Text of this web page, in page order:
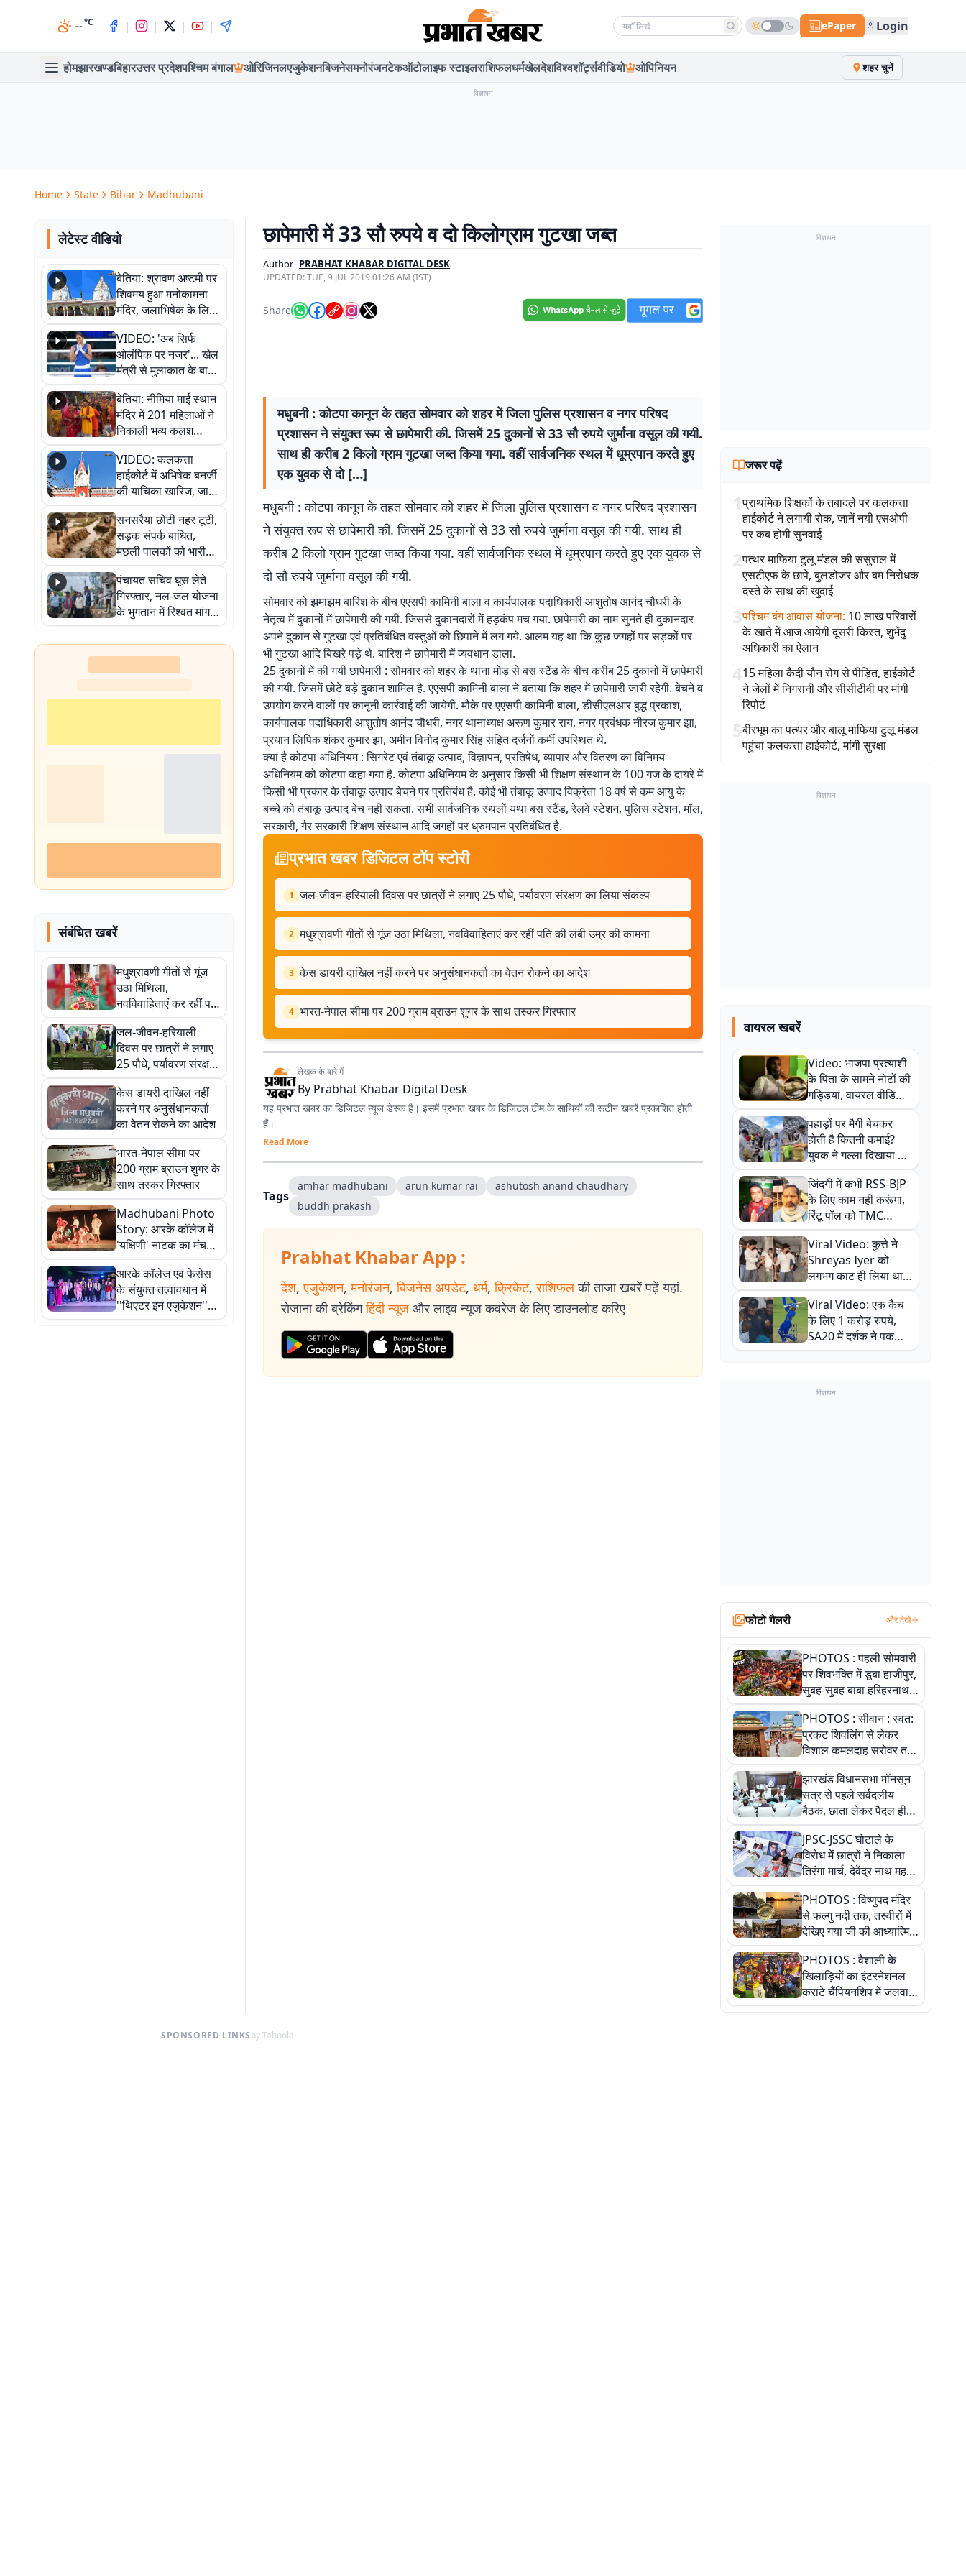
--°C | | | | Search news ePaper Login
होमझारखण्डबिहारउत्तर प्रदेशपश्चिम बंगाल ओरिजिनलएजुकेशनबिजनेसमनोरंजनटेकऑटोलाइफ स्टाइलराशिफलधर्मखेलदेशविश्वशॉर्ट्सवीडियो ओपिनियन शहर चुनें
विज्ञापन
Home State Bihar Madhubani
लेटेस्ट वीडियो
बेतिया: श्रावण अष्टमी पर
शिवमय हुआ मनोकामना
मंदिर, जलाभिषेक के लिए
लगी लंबी कतारें
VIDEO: 'अब सिर्फ
ओलंपिक पर नजर'... खेल
मंत्री से मुलाकात के बाद
जैसमीन लंबोरिया का बड़ा
बयान
बेतिया: नीमिया माई स्थान
मंदिर में 201 महिलाओं ने
निकाली भव्य कलश
शोभायात्रा, शिवलिंग
प्राण-प्रतिष्ठा महोत्सव
शुरू
VIDEO: कलकत्ता
हाईकोर्ट में अभिषेक बनर्जी
की याचिका खारिज, जानें
क्या है पूरा मामला
सनसरैया छोटी नहर टूटी,
सड़क संपर्क बाधित,
मछली पालकों को भारी
नुकसान
पंचायत सचिव घूस लेते
गिरफ्तार, नल-जल योजना
के भुगतान में रिश्वत मांगना
पड़ा भारी
संबंधित खबरें
मधुश्रावणी गीतों से गूंज
उठा मिथिला,
नवविवाहिताएं कर रहीं पति
की लंबी उम्र की कामना
जल-जीवन-हरियाली
दिवस पर छात्रों ने लगाए
25 पौधे, पर्यावरण संरक्षण
का लिया संकल्प
केस डायरी दाखिल नहीं
करने पर अनुसंधानकर्ता
का वेतन रोकने का आदेश
भारत-नेपाल सीमा पर
200 ग्राम ब्राउन शुगर के
साथ तस्कर गिरफ्तार
Madhubani Photo
Story: आरके कॉलेज में
'यक्षिणी' नाटक का मंचन,
तस्वीरों में देखें पूरा
कार्यक्रम
आरके कॉलेज एवं फेसेस
के संयुक्त तत्वावधान में
''थिएटर इन एजुकेशन''
कार्यक्रम का आयोजन
छापेमारी में 33 सौ रुपये व दो किलोग्राम गुटखा जब्त
Author PRABHAT KHABAR DIGITAL DESK
UPDATED:TUE, 9 JUL 2019 01:26 AM (IST)
Share
मधुबनी : कोटपा कानून के तहत सोमवार को शहर में जिला पुलिस प्रशासन व नगर परिषद
प्रशासन ने संयुक्त रूप से छापेमारी की. जिसमें 25 दुकानों से 33 सौ रुपये जुर्माना वसूल की गयी.
साथ ही करीब 2 किलो ग्राम गुटखा जब्त किया गया. वहीं सार्वजनिक स्थल में धूम्रपान करते हुए
एक युवक से दो […]
मधुबनी : कोटपा कानून के तहत सोमवार को शहर में जिला पुलिस प्रशासन व नगर परिषद प्रशासन
ने संयुक्त रूप से छापेमारी की. जिसमें 25 दुकानों से 33 सौ रुपये जुर्माना वसूल की गयी. साथ ही
करीब 2 किलो ग्राम गुटखा जब्त किया गया. वहीं सार्वजनिक स्थल में धूम्रपान करते हुए एक युवक से
दो सौ रुपये जुर्माना वसूल की गयी.
सोमवार को झमाझम बारिश के बीच एएसपी कामिनी बाला व कार्यपालक पदाधिकारी आशुतोष आनंद चौधरी के
नेतृत्व में दुकानों में छापेमारी की गयी. जिससे दुकानदारों में हड़कंप मच गया. छापेमारी का नाम सुनते ही दुकानदार
अपने दुकान से गुटखा एवं प्रतिबंधित वस्तुओं को छिपाने में लग गये. आलम यह था कि कुछ जगहों पर सड़कों पर
भी गुटखा आदि बिखरे पड़े थे. बारिश ने छापेमारी में व्यवधान डाला.
25 दुकानों में की गयी छापेमारी : सोमवार को शहर के थाना मोड़ से बस स्टैंड के बीच करीब 25 दुकानों में छापेमारी
की गयी. जिसमें छोटे बड़े दुकान शामिल है. एएसपी कामिनी बाला ने बताया कि शहर में छापेमारी जारी रहेगी. बेचने व
उपयोग करने वालों पर कानूनी कार्रवाई की जायेगी. मौके पर एएसपी कामिनी बाला, डीसीएलआर बुद्ध प्रकाश,
कार्यपालक पदाधिकारी आशुतोष आनंद चौधरी, नगर थानाध्यक्ष अरूण कुमार राय, नगर प्रबंधक नीरज कुमार झा,
प्रधान लिपिक शंकर कुमार झा, अमीन विनोद कुमार सिंह सहित दर्जनों कर्मी उपस्थित थे.
क्या है कोटपा अधिनियम : सिगरेट एवं तंबाकू उत्पाद, विज्ञापन, प्रतिषेध, व्यापार और वितरण का विनिमय
अधिनियम को कोटपा कहा गया है. कोटपा अधिनियम के अनुसार किसी भी शिक्षण संस्थान के 100 गज के दायरे में
किसी भी प्रकार के तंबाकू उत्पाद बेचने पर प्रतिबंध है. कोई भी तंबाकू उत्पाद विक्रेता 18 वर्ष से कम आयु के
बच्चे को तंबाकू उत्पाद बेच नहीं सकता. सभी सार्वजनिक स्थलों यथा बस स्टैंड, रेलवे स्टेशन, पुलिस स्टेशन, मॉल,
सरकारी, गैर सरकारी शिक्षण संस्थान आदि जगहों पर ध्रुमपान प्रतिबंधित है.
प्रभात खबर डिजिटल टॉप स्टोरी
1 जल-जीवन-हरियाली दिवस पर छात्रों ने लगाए 25 पौधे, पर्यावरण संरक्षण का लिया संकल्प
2 मधुश्रावणी गीतों से गूंज उठा मिथिला, नवविवाहिताएं कर रहीं पति की लंबी उम्र की कामना
3 केस डायरी दाखिल नहीं करने पर अनुसंधानकर्ता का वेतन रोकने का आदेश
4 भारत-नेपाल सीमा पर 200 ग्राम ब्राउन शुगर के साथ तस्कर गिरफ्तार
लेखक के बारे में
By Prabhat Khabar Digital Desk
यह प्रभात खबर का डिजिटल न्यूज डेस्क है। इसमें प्रभात खबर के डिजिटल टीम के साथियों की रूटीन खबरें प्रकाशित होती
हैं।
Read More
Tags
amhar madhubani arun kumar rai
ashutosh anand chaudhary
buddh prakash
Prabhat Khabar App :
देश, एजुकेशन, मनोरंजन, बिजनेस अपडेट, धर्म, क्रिकेट, राशिफल की ताजा खबरें पढ़ें यहां.
रोजाना की ब्रेकिंग हिंदी न्यूज और लाइव न्यूज कवरेज के लिए डाउनलोड करिए
विज्ञापन
जरूर पढ़ें
1प्राथमिक शिक्षकों के तबादले पर कलकत्ता
हाईकोर्ट ने लगायी रोक, जानें नयी एसओपी
पर कब होगी सुनवाई
2पत्थर माफिया टुलू मंडल की ससुराल में
एसटीएफ के छापे, बुलडोजर और बम निरोधक
दस्ते के साथ की खुदाई
3पश्चिम बंग आवास योजना: 10 लाख परिवारों
के खाते में आज आयेगी दूसरी किस्त, शुभेंदु
अधिकारी का ऐलान
415 महिला कैदी यौन रोग से पीड़ित, हाईकोर्ट
ने जेलों में निगरानी और सीसीटीवी पर मांगी
रिपोर्ट
5बीरभूम का पत्थर और बालू माफिया टुलू मंडल
पहुंचा कलकत्ता हाईकोर्ट, मांगी सुरक्षा
विज्ञापन
वायरल खबरें
Video: भाजपा प्रत्याशी
के पिता के सामने नोटों की
गड्डियां, वायरल वीडियो
से राजनीति में उबाल,
अजित महतो बोले- TMC
की गंदी चाल
पहाड़ों पर मैगी बेचकर
होती है कितनी कमाई?
युवक ने गल्ला दिखाया तो
नौकरी वालों के खड़े हो गए
कान
जिंदगी में कभी RSS-BJP
के लिए काम नहीं करूंगा,
रिंटू पॉल को TMC
ऑफिस में ले जाकर पीटा,
Video वायरल
Viral Video: कुत्ते ने
Shreyas Iyer को
लगभग काट ही लिया था,
न्यूजीलैंड सीरीज से पहले
बाल-बाल बचे
Viral Video: एक कैच
के लिए 1 करोड़ रुपये,
SA20 में दर्शक ने पकड़ा
एक हाथ से गजब का कैच
विज्ञापन
फोटो गैलरी और देखें
PHOTOS : पहली सोमवारी
पर शिवभक्ति में डूबा हाजीपुर,
सुबह-सुबह बाबा हरिहरनाथ
मंदिर पहुंचे तेजस्वी, 10
तस्वीरों में देखें नजारा
PHOTOS : सीवान : स्वत:
प्रकट शिवलिंग से लेकर
विशाल कमलदाह सरोवर तक,
10 तस्वीरों में देखें ऐतिहासिक
महेंद्रनाथ मंदिर और घंटाघर
की गाथा
झारखंड विधानसभा मॉनसून
सत्र से पहले सर्वदलीय
बैठक, छाता लेकर पैदल ही
सत्ता पक्ष की मीटिंग में पहुंचे
सीएम, देखें तस्वीरें
JPSC-JSSC घोटाले के
विरोध में छात्रों ने निकाला
तिरंगा मार्च, देवेंद्र नाथ महतो
ने किया जल ग्रहण, देखें
तस्वीरें
PHOTOS : विष्णुपद मंदिर
से फल्गु नदी तक, तस्वीरों में
देखिए गया जी की आध्यात्मिक
पहचान
PHOTOS : वैशाली के
खिलाड़ियों का इंटरनेशनल
कराटे चैंपियनशिप में जलवा,
जीते 9 पदक, पांच तस्वीर से
SPONSORED LINKSby Taboola